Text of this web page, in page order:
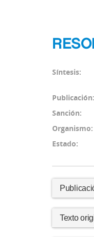
Síntesis:
Publicación:
Sanción:
Organismo:
Estado:
Texto